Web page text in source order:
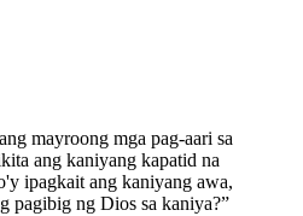
mayroong mga pag-aari sa
ang kaniyang kapatid na
ipagkait ang kaniyang awa,
pagibig ng Dios sa kaniya?”